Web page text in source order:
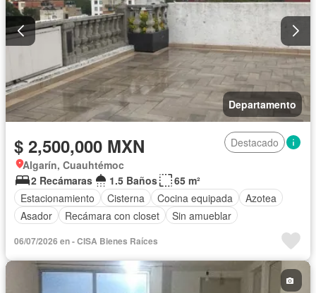
Departamento
$ 2,500,000 MXN
Destacado
Algarín, Cuauhtémoc
2 Recámaras
1.5 Baños
65 m²
Estacionamiento
Cisterna Cocina equipada
Azotea
Asador
Recámara con closet Sin amueblar
06/07/2026 en - CISA Bienes Raíces